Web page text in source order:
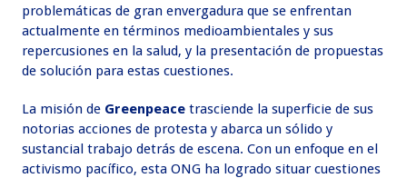
problemáticas de gran envergadura que se enfrentan
actualmente en términos medioambientales y sus
repercusiones en la salud, y la presentación de propuestas
de solución para estas cuestiones.
La misión de Greenpeace trasciende la superficie de sus
notorias acciones de protesta y abarca un sólido y
sustancial trabajo detrás de escena. Con un enfoque en el
activismo pacífico, esta ONG ha logrado situar cuestiones